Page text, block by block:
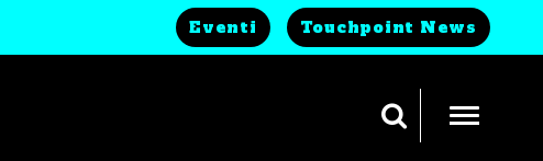
Eventi Touchpoint News